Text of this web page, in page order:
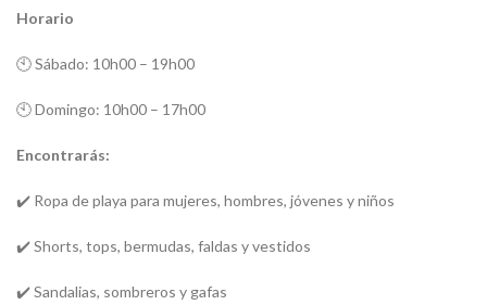
Horario
🕙 Sábado: 10h00 – 19h00
🕙 Domingo: 10h00 – 17h00
Encontrarás:
✔️ Ropa de playa para mujeres, hombres, jóvenes y niños
✔️ Shorts, tops, bermudas, faldas y vestidos
✔️ Sandalias, sombreros y gafas